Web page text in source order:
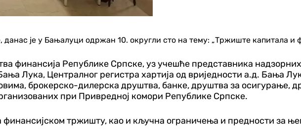
данас је у Бањалуци одржан 10. округли сто на тему: „Тржиште капитала и
финансија Републике Српске, уз учешће представника
Лука, Централног регистра хартија од вриједности а.д. Бања
брокерско-дилерска друштва, банке, друштва за осигурање,
при Привредној комори Републике Српске.
тржишту, као и кључна ограничења и предности за